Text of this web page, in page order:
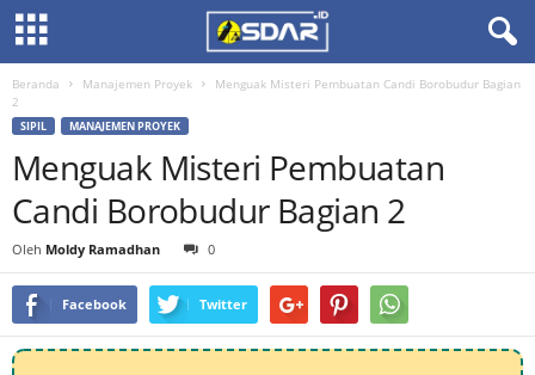
Beranda Manajemen Proyek
Menguak Misteri Pembuatan Candi Borobudur Bagian
2
SIPIL MANAJEMEN PROYEK
Menguak Misteri Pembuatan
Candi Borobudur Bagian 2
Oleh Moldy Ramadhan 0
Facebook Twitter